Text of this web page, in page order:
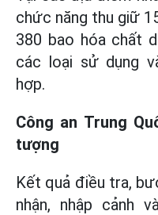
chức năng thu giữ
380 bao hóa chất
các loại sử dụng
hợp.
Công an Trung
tượng
Kết quả điều tra,
nhận, nhập cảnh